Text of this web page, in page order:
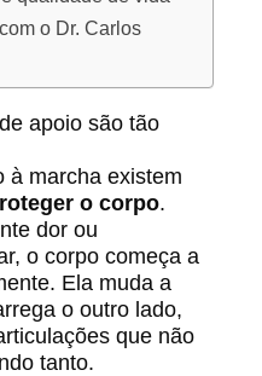
o Dr. Carlos
apoio são tão
à marcha existem
o corpo.
dor ou
o corpo começa a
Ela muda a
o outro lado,
que não
tanto.